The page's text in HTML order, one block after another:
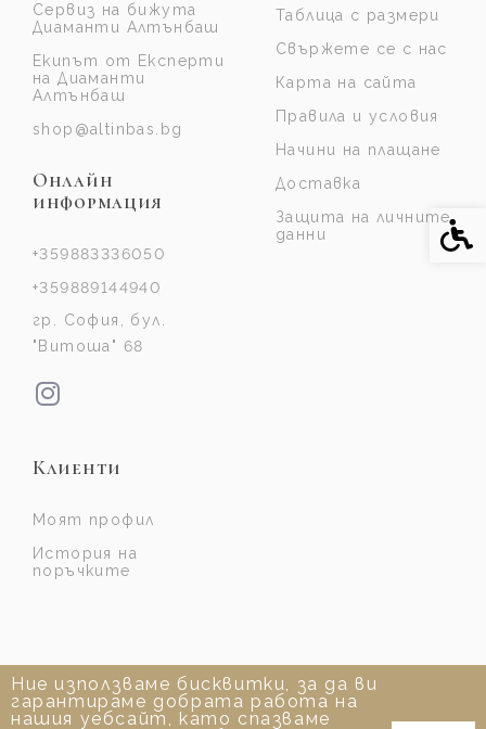
Ние използваме бисквитки, за да ви
гарантираме добрата работа на
нашия уебсайт, като спазваме
Сервиз на бижута
Диаманти Алтънбаш
Екипът от Експерти
на Диаманти
Алтънбаш
shop@altinbas.bg
Онлайн
информация
+359883336050
+359889144940
гр. София, бул.
"Витоша" 68
Таблица с размери
Свържете се с нас
Карта на сайта
Правила и условия
Начини на плащане
Доставка
Защита на личните
данни
Клиенти
Моят профил
История на
поръчките